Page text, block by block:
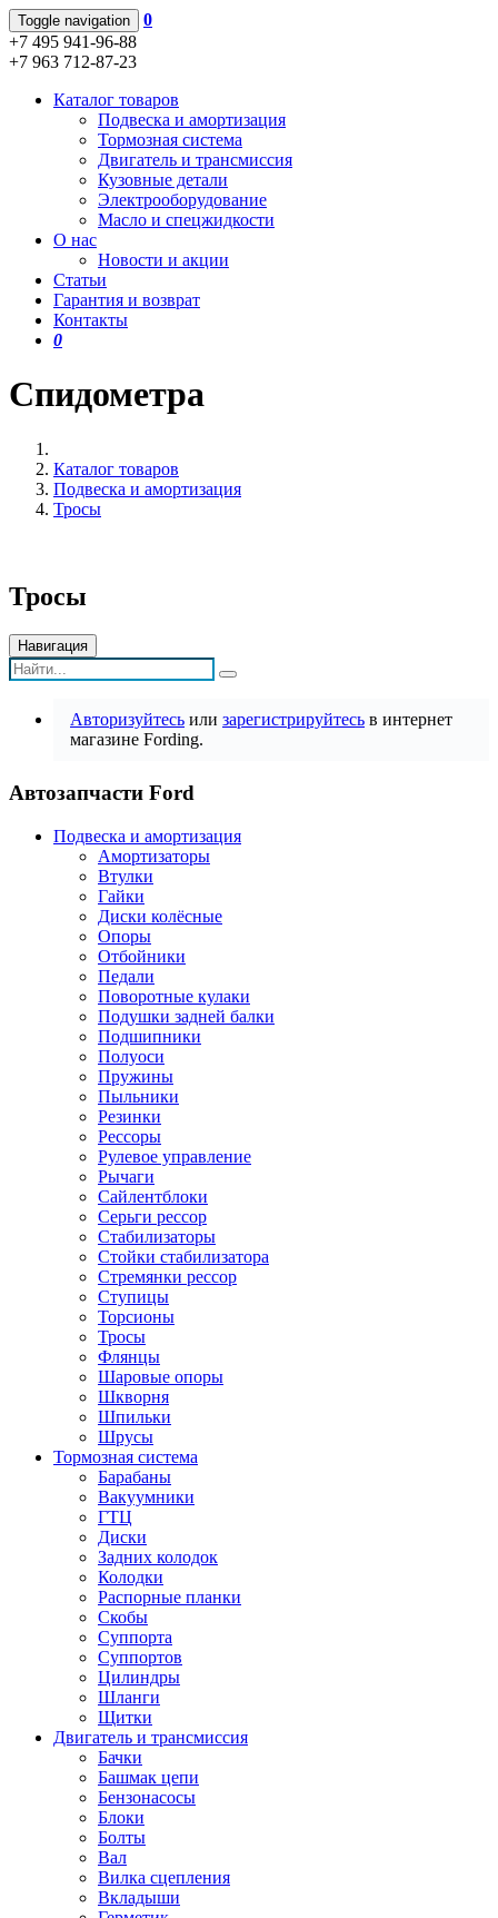
Toggle navigation
0
+7 495 941-96-88
+7 963 712-87-23
Каталог товаров
Подвеска и амортизация
Тормозная система
Двигатель и трансмиссия
Кузовные детали
Электрооборудование
Масло и спецжидкости
О нас
Новости и акции
Статьи
Гарантия и возврат
Контакты
0
Спидометра
Каталог товаров
Подвеска и амортизация
Тросы
Тросы
Навигация
Авторизуйтесь или зарегистрируйтесь в интернет
магазине Fording.
Автозапчасти Ford
Подвеска и амортизация
Амортизаторы
Втулки
Гайки
Диски колёсные
Опоры
Отбойники
Педали
Поворотные кулаки
Подушки задней балки
Подшипники
Полуоси
Пружины
Пыльники
Резинки
Рессоры
Рулевое управление
Рычаги
Сайлентблоки
Серьги рессор
Стабилизаторы
Стойки стабилизатора
Стремянки рессор
Ступицы
Торсионы
Тросы
Флянцы
Шаровые опоры
Шкворня
Шпильки
Шрусы
Тормозная система
Барабаны
Вакуумники
ГТЦ
Диски
Задних колодок
Колодки
Распорные планки
Скобы
Суппорта
Суппортов
Цилиндры
Шланги
Щитки
Двигатель и трансмиссия
Бачки
Башмак цепи
Бензонасосы
Блоки
Болты
Вал
Вилка сцепления
Вкладыши